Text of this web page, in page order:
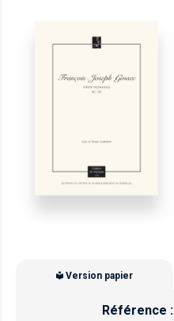
Version papier
Référence :